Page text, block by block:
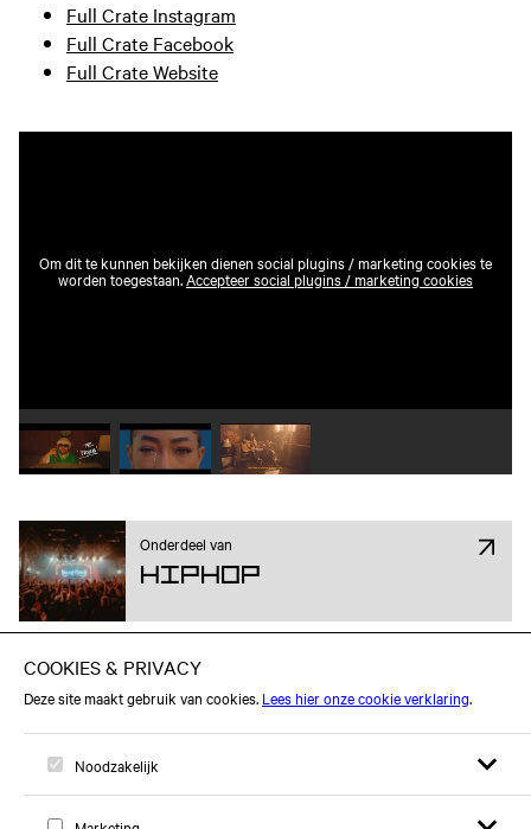
Full Crate Instagram
Full Crate Facebook
Full Crate Website
Om dit te kunnen bekijken dienen social plugins / marketing cookies te
worden toegestaan.Accepteer social plugins / marketing cookies
Speel video 1 afSpeel video 2 afSpeel video 3 af
Onderdeel van
Hiphop